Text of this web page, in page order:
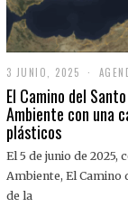
3 JUNIO, 2025
J
U
N
,
0
El Camino del
Ambiente con una
plásticos
El 5 de junio de
Ambiente, El Camino
de la